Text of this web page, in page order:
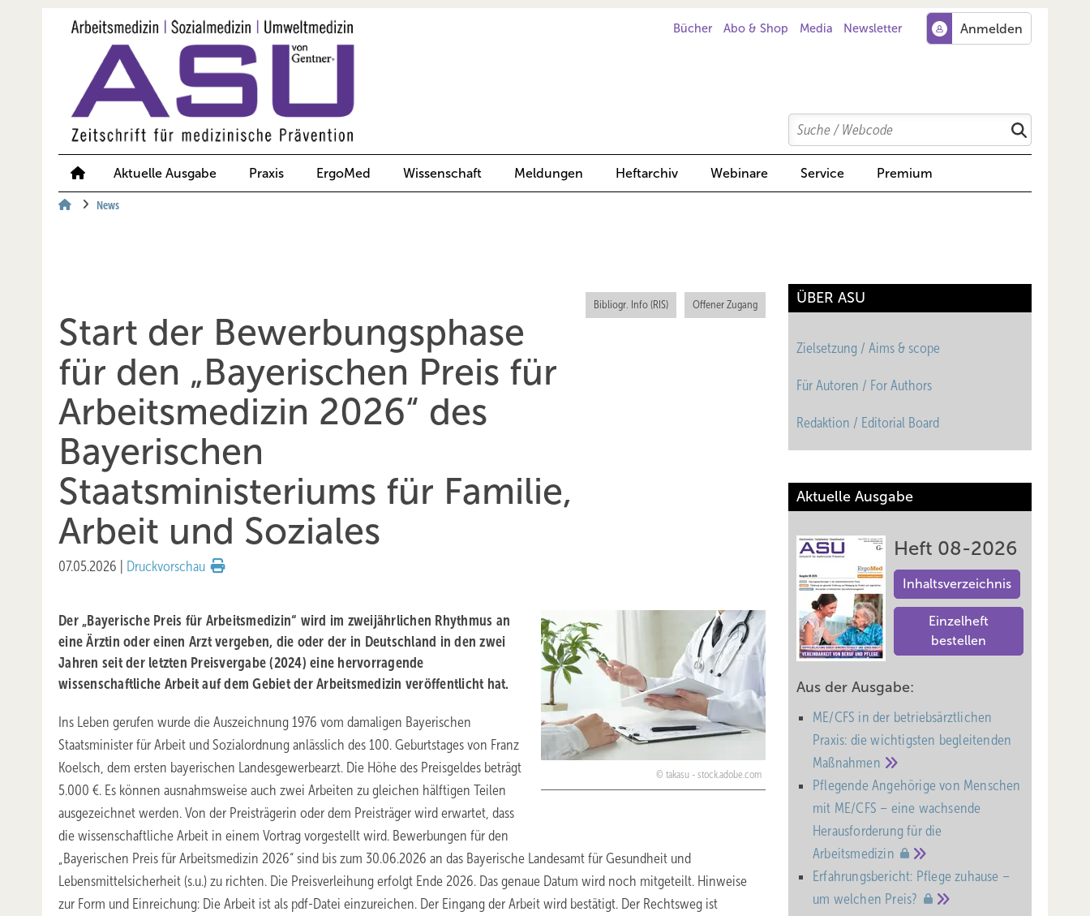
Bücher Abo & Shop Media Newsletter
Search
Suchen
Aktuelle Ausgabe Praxis ErgoMed Wissenschaft Meldungen Heftarchiv Webinare Service Premium
News
Bibliogr. Info (RIS) Offener Zugang
Start der Bewerbungsphase
für den „Bayerischen Preis für
Arbeitsmedizin 2026“ des
Bayerischen
Staatsministeriums für Familie,
Arbeit und Soziales
07.05.2026 Druckvorschau
takasu - stock.adobe.com
Der „Bayerische Preis für Arbeitsmedizin“ wird im zweijährlichen Rhythmus an
eine Ärztin oder einen Arzt vergeben, die oder der in Deutschland in den zwei
Jahren seit der letzten Preisvergabe (2024) eine hervorragende
wissenschaftliche Arbeit auf dem Gebiet der Arbeitsmedizin veröffentlicht hat.
Ins Leben gerufen wurde die Auszeichnung 1976 vom damaligen Bayerischen
Staatsminister für Arbeit und Sozialordnung anlässlich des 100. Geburtstages von Franz
Koelsch, dem ersten bayerischen Landesgewerbearzt. Die Höhe des Preisgeldes beträgt
5.000 €. Es können ausnahmsweise auch zwei Arbeiten zu gleichen hälftigen Teilen
ausgezeichnet werden. Von der Preisträgerin oder dem Preisträger wird erwartet, dass
die wissenschaftliche Arbeit in einem Vortrag vorgestellt wird. Bewerbungen für den
„Bayerischen Preis für Arbeitsmedizin 2026“ sind bis zum 30.06.2026 an das Bayerische Landesamt für Gesundheit und
Lebensmittelsicherheit (s.u.) zu richten. Die Preisverleihung erfolgt Ende 2026. Das genaue Datum wird noch mitgeteilt. Hinweise
zur Form und Einreichung: Die Arbeit ist als pdf-Datei einzureichen. Der Eingang der Arbeit wird bestätigt. Der Rechtsweg ist
ÜBER ASU
Zielsetzung / Aims & scope
Für Autoren / For Authors
Redaktion / Editorial Board
Aktuelle Ausgabe
Heft 08-2026
Inhaltsverzeichnis
Einzelheft
bestellen
Aus der Ausgabe:
ME/CFS in der betriebsärztlichen
Praxis: die wichtigsten begleitenden
Maßnahmen
Pflegende Angehörige von Menschen
mit ME/CFS – eine wachsende
Heraus­forderung für die
Arbeitsmedizin
Erfahrungsbericht: Pflege zuhause –
um welchen Preis?